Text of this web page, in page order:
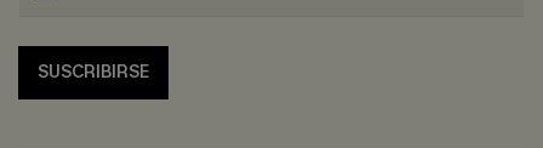
SUSCRIBIRSE